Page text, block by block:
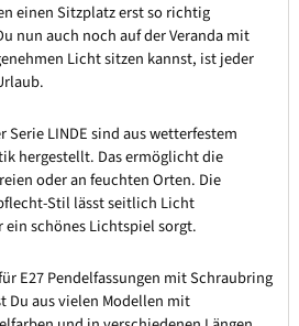
einen Sitzplatz erst so richtig
nun auch noch auf der Veranda mit
Licht sitzen kannst, ist jeder
Serie LINDE sind aus wetterfestem
hergestellt. Das ermöglicht die
oder an feuchten Orten. Die
Stil lässt seitlich Licht
schönes Lichtspiel sorgt.
E27 Pendelfassungen mit Schraubring
Du aus vielen Modellen mit